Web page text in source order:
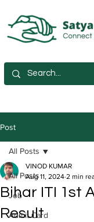
Post
All Posts
Job
Admit Card
All Posts
Bihar ITI 1st
Result
VINOD KUMAR
Aug 11, 2024 2 min